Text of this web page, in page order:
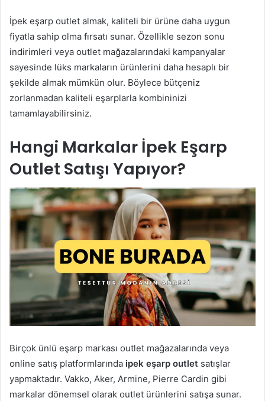
İpek eşarp outlet almak, kaliteli bir ürüne daha uygun
fiyatla sahip olma fırsatı sunar. Özellikle sezon sonu
indirimleri veya outlet mağazalarındaki kampanyalar
sayesinde lüks markaların ürünlerini daha hesaplı bir
şekilde almak mümkün olur. Böylece bütçeniz
zorlanmadan kaliteli eşarplarla kombininizi
tamamlayabilirsiniz.
Hangi Markalar İpek Eşarp
Outlet Satışı Yapıyor?
Birçok ünlü eşarp markası outlet mağazalarında veya
online satış platformlarında ipek eşarp outlet satışlar
yapmaktadır. Vakko, Aker, Armine, Pierre Cardin gibi
markalar dönemsel olarak outlet ürünlerini satışa sunar.